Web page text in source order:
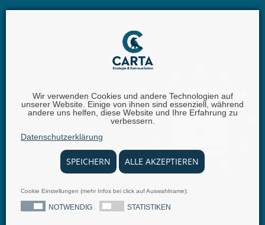
Wir verwenden Cookies und andere Technologien auf
unserer Website. Einige von ihnen sind essenziell, während
andere uns helfen, diese Website und Ihre Erfahrung zu
verbessern.
Datenschutzerklärung
SPEICHERN ALLE AKZEPTIEREN
Cookie Einstellungen (mehr Infos bei click auf Auswahlname):
NOTWENDIG STATISTIKEN
Carta GmbH |Iggelheimer Str. 26 | 67346 Speyer |
+49 (0) 62 32 - 100111 - 0 |
© 2025 carta.eu Impressum Disclaimer
Allgemeine Geschäftsbedingungen